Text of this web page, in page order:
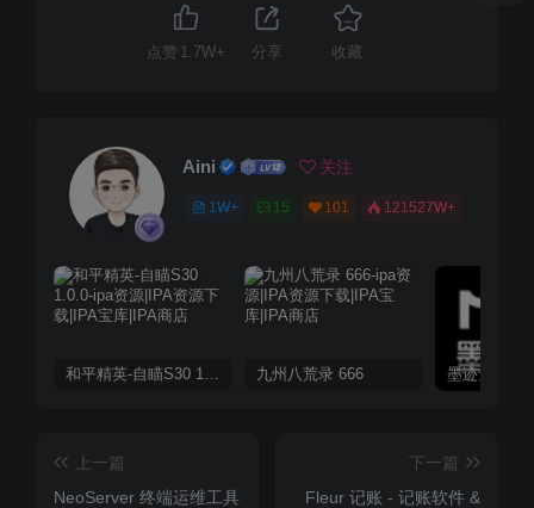
点赞 1.7W+ 分享 收藏
Aini 关注
1W+ 15 101 121527W+
和平精英-自瞄S30 1.0.0 九州八荒录 666
上一篇
NeoServer 终端运维工具
下一篇
Fleur 记账 - 记账软件 &